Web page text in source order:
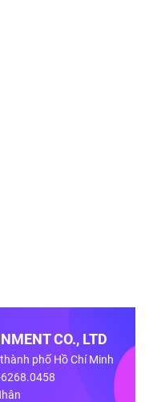
CO., LTD
phố Hồ Chí Minh